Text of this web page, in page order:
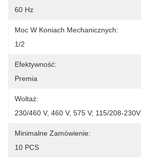
60 Hz
Moc W Koniach Mechanicznych:
1/2
Efektywność:
Premia
Woltaż:
230/460 V, 460 V, 575 V; 115/208-230V
Minimalne Zamówienie:
10 PCS